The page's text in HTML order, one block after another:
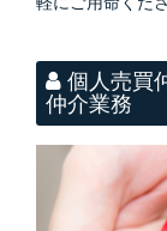
個人売買
仲介業務